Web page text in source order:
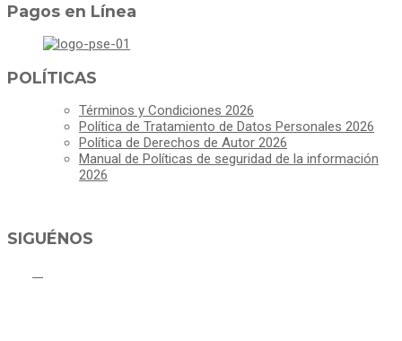
Pagos en Línea
POLÍTICAS
Términos y Condiciones 2026
Política de Tratamiento de Datos Personales 2026
Política de Derechos de Autor 2026
Manual de Políticas de seguridad de la información
2026
SIGUÉNOS